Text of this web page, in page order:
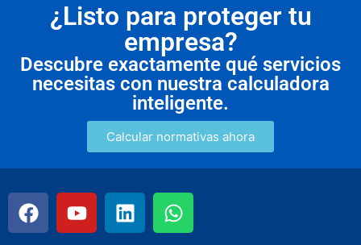
¿Listo para proteger tu
empresa?
Descubre exactamente qué servicios
necesitas con nuestra calculadora
inteligente.
Calcular normativas ahora